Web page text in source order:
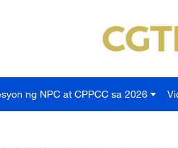
ng NPC at CPPCC sa 2026